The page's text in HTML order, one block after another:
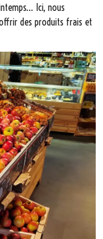
Ici, nous
des produits frais et